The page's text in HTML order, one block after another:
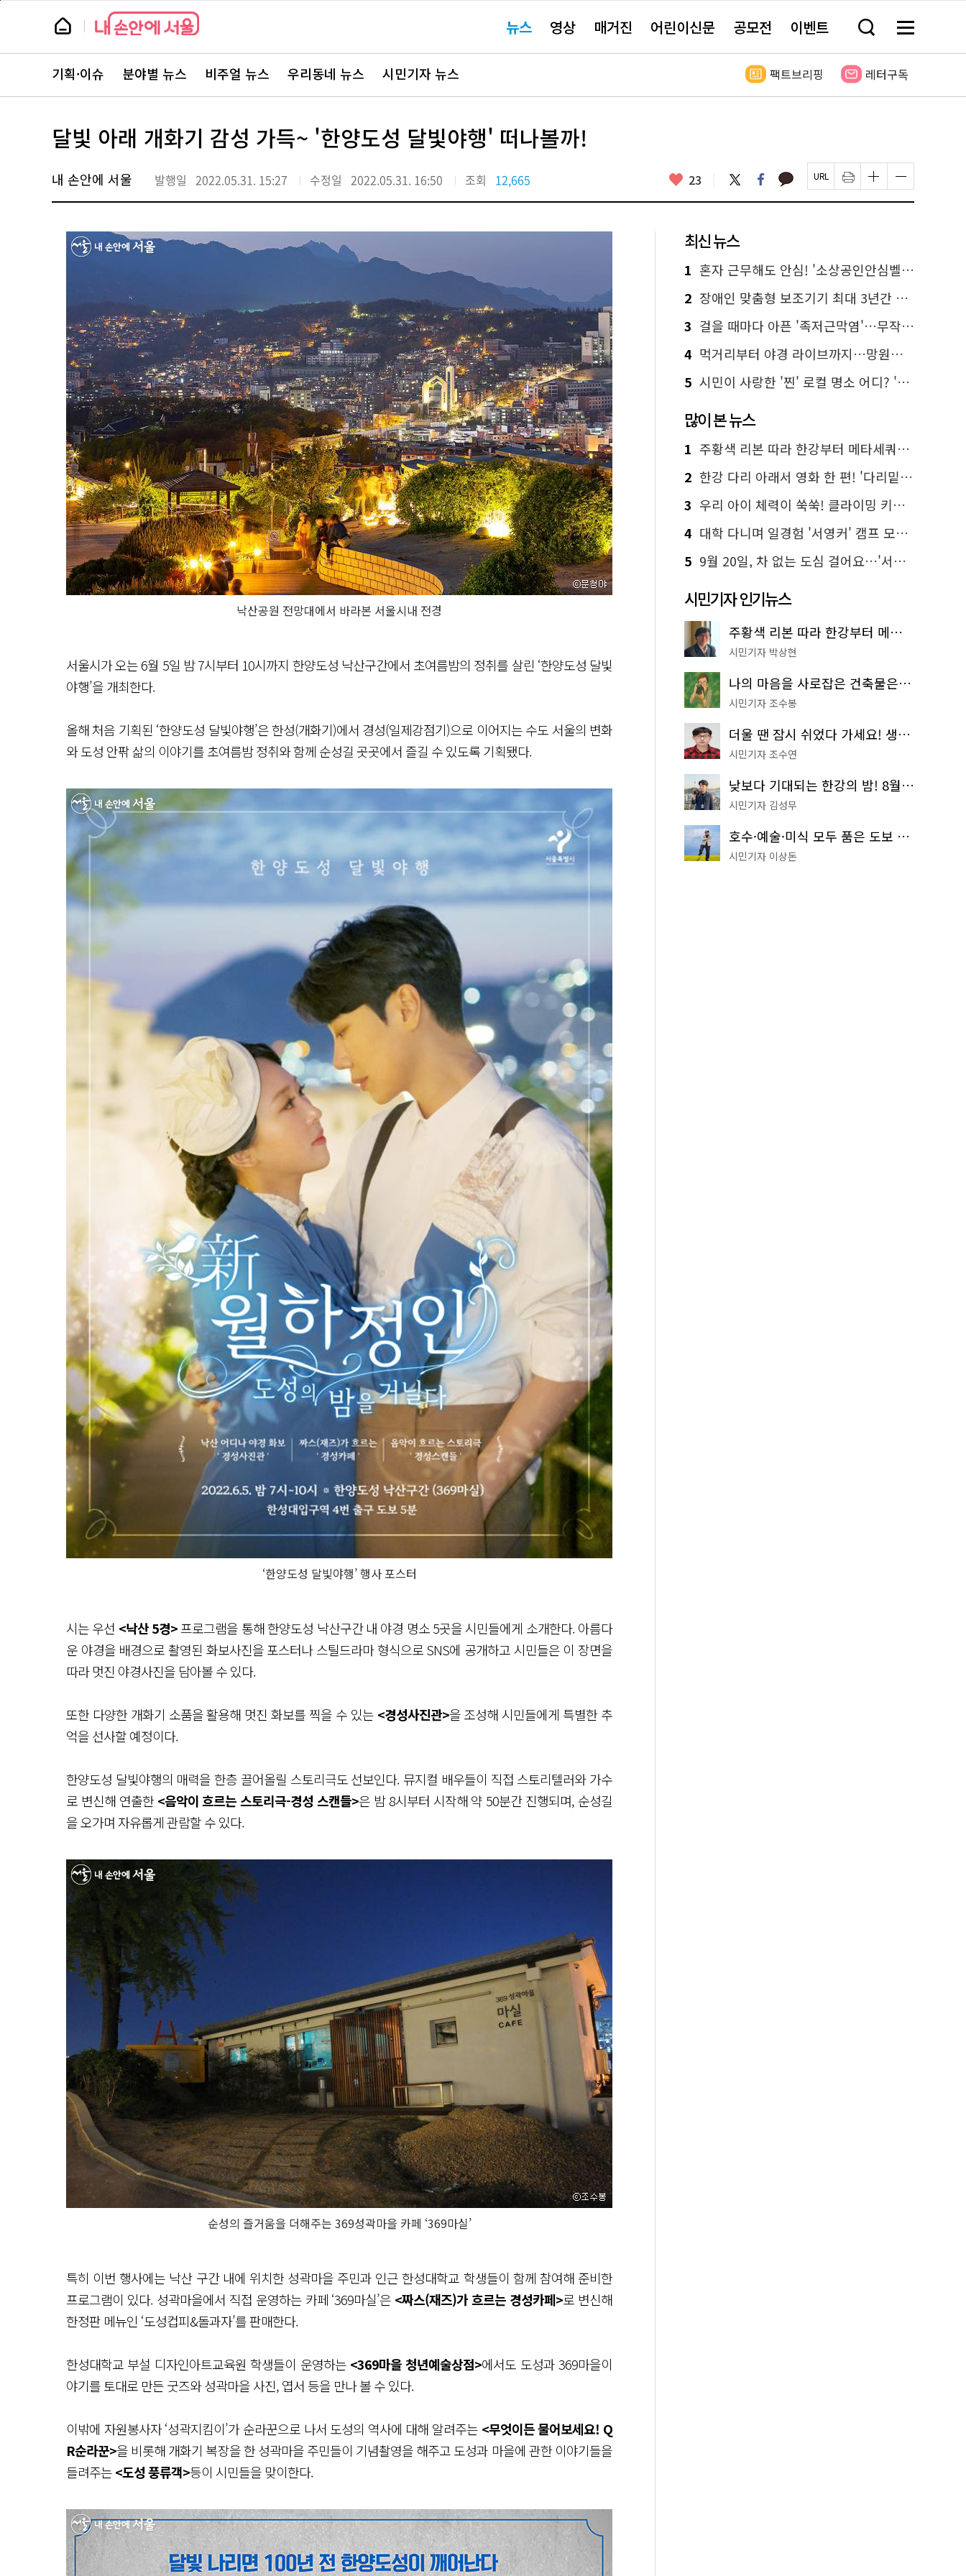
본
뉴
스 요뉴스 영상 매거진 어린이신문 공모전 이벤트 검
창
기
메
전
보
뉴
스
주
서
바
로
기획·이슈 분야별 뉴스 비주얼 뉴스 우리동네 뉴스 시민기자 뉴스 팩트브리핑 레터구독
달빛 아래 개화기 감성 가득~ '한양도성 달빛야행' 떠나볼까!
내 손안에 서울 발행일 2022.05.31. 15:27 수정일 2022.05.31. 16:50 조회 12,665 좋
요
23 트
위
터
페
이
스
카
카 페
이
지
인
쇄
하
글
자
크
하
기
글
자
크
하
기
낙산공원 전망대에서 바라본 서울시내 전경
서울시가 오는 6월 5일 밤 7시부터 10시까지 한양도성 낙산구간에서 초여름밤의 정취를 살린 ‘한양도성 달빛
야행’을 개최한다.
올해 처음 기획된 ‘한양도성 달빛야행’은 한성(개화기)에서 경성(일제강점기)으로 이어지는 수도 서울의 변화
와 도성 안팎 삶의 이야기를 초여름밤 정취와 함께 순성길 곳곳에서 즐길 수 있도록 기획됐다.
‘한양도성 달빛야행’ 행사 포스터
시는 우선 <낙산 5경>프로그램을 통해 한양도성 낙산구간 내 야경 명소 5곳을 시민들에게 소개한다. 아름다
운 야경을 배경으로 촬영된 화보사진을 포스터나 스틸드라마 형식으로 SNS에 공개하고 시민들은 이 장면을
따라 멋진 야경사진을 담아볼 수 있다.
또한 다양한 개화기 소품을 활용해 멋진 화보를 찍을 수 있는 <경성사진관>을 조성해 시민들에게 특별한 추
억을 선사할 예정이다.
한양도성 달빛야행의 매력을 한층 끌어올릴 스토리극도 선보인다. 뮤지컬 배우들이 직접 스토리텔러와 가수
로 변신해 연출한 <음악이 흐르는 스토리극-경성 스캔들>은 밤 8시부터 시작해 약 50분간 진행되며, 순성길
을 오가며 자유롭게 관람할 수 있다.
순성의 즐거움을 더해주는 369성곽마을 카페 ‘369마실’
특히 이번 행사에는 낙산 구간 내에 위치한 성곽마을 주민과 인근 한성대학교 학생들이 함께 참여해 준비한
프로그램이 있다. 성곽마을에서 직접 운영하는 카페 ‘369마실’은 <짜스(재즈)가 흐르는 경성카페>로 변신해
한정판 메뉴인 ‘도성컵피&돌과자’를 판매한다.
한성대학교 부설 디자인아트교육원 학생들이 운영하는 <369마을 청년예술상점>에서도 도성과 369마을이
야기를 토대로 만든 굿즈와 성곽마을 사진, 엽서 등을 만나 볼 수 있다.
이밖에 자원봉사자 ‘성곽지킴이’가 순라꾼으로 나서 도성의 역사에 대해 알려주는 <무엇이든 물어보세요! Q
R순라꾼>을 비롯해 개화기 복장을 한 성곽마을 주민들이 기념촬영을 해주고 도성과 마을에 관한 이야기들을
들려주는<도성 풍류객>등이 시민들을 맞이한다.
최신 뉴스
1 혼자 근무해도 안심! '소상공인안심벨' 신청하세요
2 장애인 맞춤형 보조기기 최대 3년간 무상 대여…삶의 질 높인다
3 걸을 때마다 아픈 '족저근막염'…무작정 참지 말고 '이것' 해보세요!
4 먹거리부터 야경 라이브까지…망원한강공원 알짜 코스
5 시민이 사랑한 '찐' 로컬 명소 어디? '서울에디션25' 추천 코스
많이 본 뉴스
1 주황색 리본 따라 한강부터 메타세쿼이아 숲길까지…서울둘레길 15코스
2 한강 다리 아래서 영화 한 편! '다리밑 영화관' 무료 상영
3 우리 아이 체력이 쑥쑥! 클라이밍 키즈카페·어린이 체력장
4 대학 다니며 일경험 '서영커' 캠프 모집…전액 무료
5 9월 20일, 차 없는 도심 걸어요…'서울 걷자 페스티벌' 선착순 5천명
시민기자 인기뉴스
주황색 리본 따라 한강부터 메타세쿼이아 숲길까지…서울둘레길 15코스
시민기자 박상현
나의 마음을 사로잡은 건축물은? '서울시 건축상' 수상작 공개!
시민기자 조수봉
더울 땐 잠시 쉬었다 가세요! 생수 냉장고부터 해피소·무더위쉼터까지
시민기자 조수연
낮보다 기대되는 한강의 밤! 8월 한정 무료 '한강 밤핑' 예약은?
시민기자 김성무
호수·예술·미식 모두 품은 도보 코스! 서울식물원~LG아트센터~마곡테라스거리
시민기자 이상돈
페